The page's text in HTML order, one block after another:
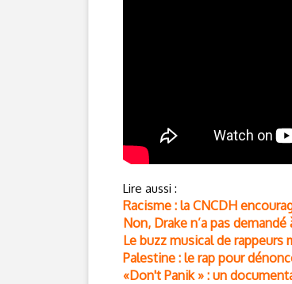
Lire aussi :
Racisme : la CNCDH
Non, Drake n’a pas
Le buzz musical de rappeurs
Palestine : le rap pour
«Don't Panik » : un